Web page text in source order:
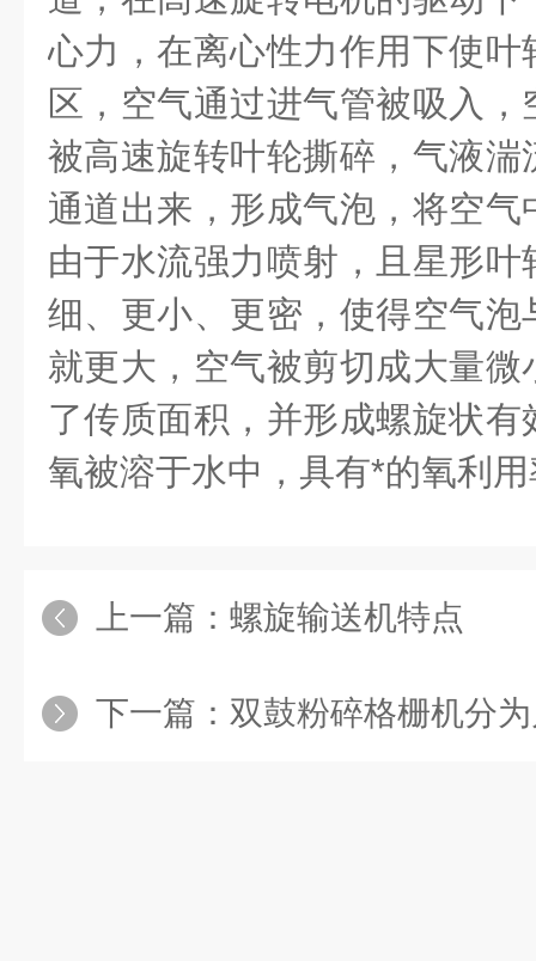
心力，在离心性力作用下使
区，空气通过进气管被吸入
被高速旋转叶轮撕碎，气液
通道出来，形成气泡，将空
由于水流强力喷射，且星形
细、更小、更密，使得空气
就更大，空气被剪切成大量
了传质面积，并形成螺旋状
氧被溶于水中，具有*的氧利
上一篇： 螺旋输送机特点
下一篇： 双鼓粉碎格栅机分为